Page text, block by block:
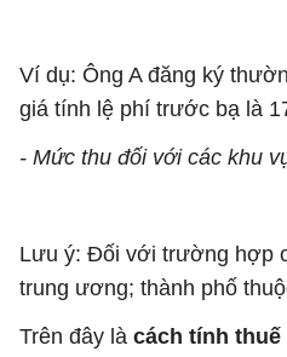
Ví dụ: Ông A đăng ký
giá tính lệ phí trước bạ là
- Mức thu đối với các khu
Lưu ý: Đối với trường hợp
trung ương; thành phố
Trên đây là cách tính